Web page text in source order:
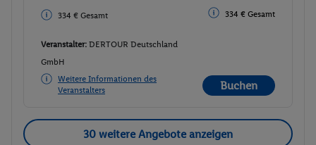
334 € Gesamt 334 € Gesamt
Veranstalter: DERTOUR Deutschland
GmbH
Weitere Informationen des
Veranstalters
Buchen
30 weitere Angebote anzeigen